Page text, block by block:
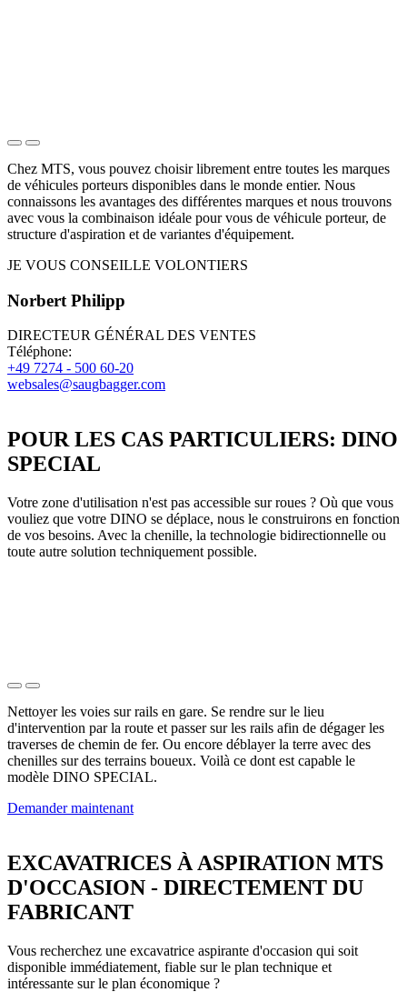
Chez MTS, vous pouvez choisir librement entre toutes les marques
de véhicules porteurs disponibles dans le monde entier. Nous
connaissons les avantages des différentes marques et nous trouvons
avec vous la combinaison idéale pour vous de véhicule porteur, de
structure d'aspiration et de variantes d'équipement.
JE VOUS CONSEILLE VOLONTIERS
Norbert Philipp
DIRECTEUR GÉNÉRAL DES VENTES
Téléphone:
+49 7274 - 500 60-20
websales@saugbagger.com
POUR LES CAS PARTICULIERS: DINO
SPECIAL
Votre zone d'utilisation n'est pas accessible sur roues ? Où que vous
vouliez que votre DINO se déplace, nous le construirons en fonction
de vos besoins. Avec la chenille, la technologie bidirectionnelle ou
toute autre solution techniquement possible.
Nettoyer les voies sur rails en gare. Se rendre sur le lieu
d'intervention par la route et passer sur les rails afin de dégager les
traverses de chemin de fer. Ou encore déblayer la terre avec des
chenilles sur des terrains boueux. Voilà ce dont est capable le
modèle DINO SPECIAL.
Demander maintenant
EXCAVATRICES À ASPIRATION MTS
D'OCCASION - DIRECTEMENT DU
FABRICANT
Vous recherchez une excavatrice aspirante d'occasion qui soit
disponible immédiatement, fiable sur le plan technique et
intéressante sur le plan économique ?